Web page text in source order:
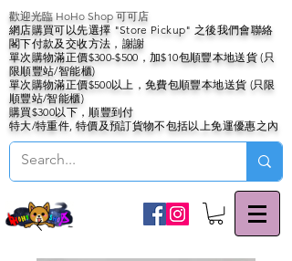
歡迎光臨 HoHo Shop 可可店
網店購買可以先選擇 "Store Pickup" 之後我們會聯絡
閣下付款及交收方法，謝謝
單次購物滿正價$300-$500，加$10包順豐本地送貨 (只
限順豐站/智能櫃)
單次購物滿正價$500以上，免費包順豐本地送貨 (只限
順豐站/智能櫃)
購買$300以下，順豐到付
特大/特重件, 特價及預訂貨物不包括以上免運優惠之內